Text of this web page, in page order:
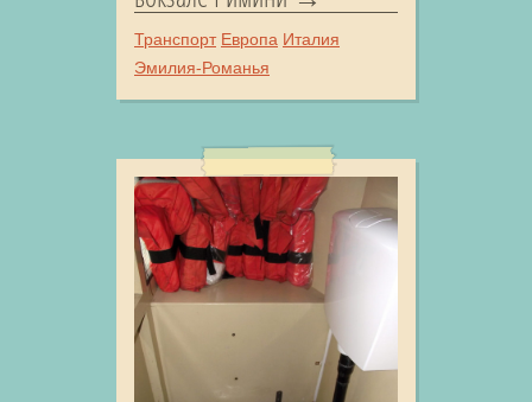
Транспорт Европа Италия
Эмилия-Романья